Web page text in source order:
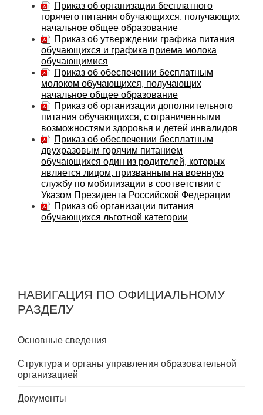
Приказ об организации бесплатного
горячего питания обучающихся, получающих
начальное общее образование
Приказ об утверждении графика питания
обучающихся и графика приема молока
обучающимися
Приказ об обеспечении бесплатным
молоком обучающихся, получающих
начальное общее образование
Приказ об организации дополнительного
питания обучающихся, с ограниченными
возможностями здоровья и детей инвалидов
Приказ об обеспечении бесплатным
двухразовым горячим питанием
обучающихся один из родителей, которых
является лицом, призванным на военную
службу по мобилизации в соответствии с
Указом Президента Российской Федерации
Приказ об организации питания
обучающихся льготной категории
НАВИГАЦИЯ ПО ОФИЦИАЛЬНОМУ
РАЗДЕЛУ
Основные сведения
Структура и органы управления образовательной
организацией
Документы